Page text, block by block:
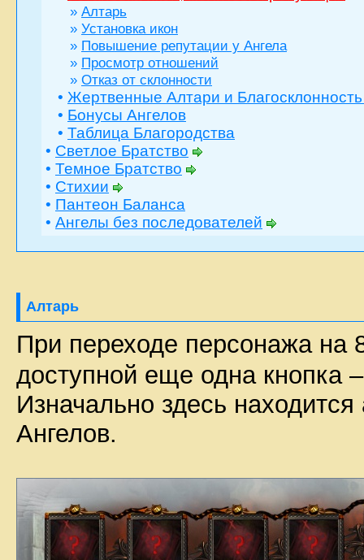
» Алтарь
» Установка икон
» Повышение репутации у Ангела
» Просмотр отношений
» Отказ от склонности
• Жертвенные Алтари и
• Бонусы Ангелов
• Таблица Благородства
• Светлое Братство
• Темное Братство
• Стихии
• Пантеон Баланса
• Ангелы без последователей
Алтарь
При переходе персонажа на
доступной еще одна кнопка
Изначально здесь
Ангелов.